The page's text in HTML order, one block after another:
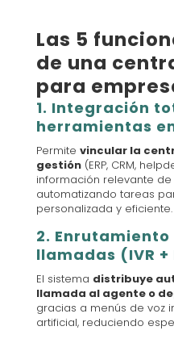
Las 5
de una
para
1. Integración
herramientas
Permite vincular la
gestión(ERP, CRM,
información relevante
automatizando tareas
personalizada y eficiente.
2.
llamadas (IVR +
El sistema distribuye
llamada al agente o
gracias a menús de voz
artificial, reduciendo